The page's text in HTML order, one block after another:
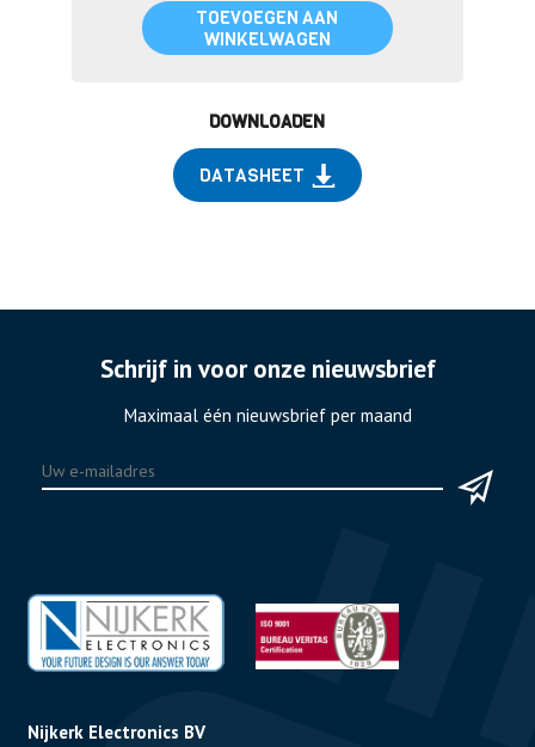
TOEVOEGEN AAN
WINKELWAGEN
DOWNLOADEN
DATASHEET
Schrijf in voor onze nieuwsbrief
Maximaal één nieuwsbrief per maand
Nijkerk Electronics BV